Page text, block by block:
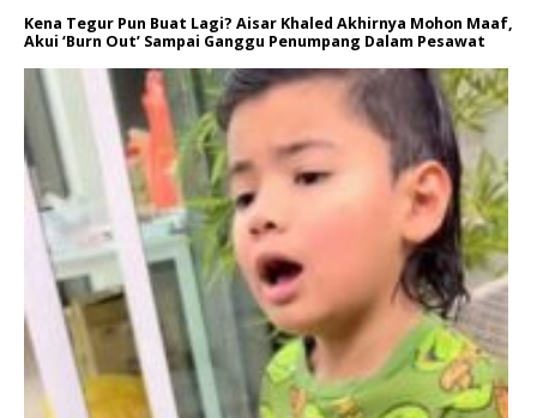
Kena Tegur Pun Buat Lagi? Aisar Khaled Akhirnya Mohon Maaf,
Akui ‘Burn Out’ Sampai Ganggu Penumpang Dalam Pesawat